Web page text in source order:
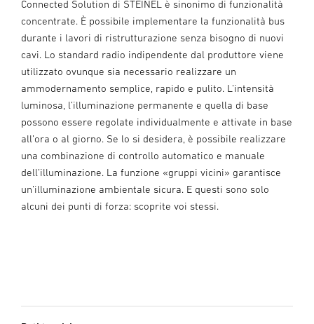
Connected Solution di STEINEL è sinonimo di funzionalità
concentrate. È possibile implementare la funzionalità bus
durante i lavori di ristrutturazione senza bisogno di nuovi
cavi. Lo standard radio indipendente dal produttore viene
utilizzato ovunque sia necessario realizzare un
ammodernamento semplice, rapido e pulito. L’intensità
luminosa, l’illuminazione permanente e quella di base
possono essere regolate individualmente e attivate in base
all’ora o al giorno. Se lo si desidera, è possibile realizzare
una combinazione di controllo automatico e manuale
dell’illuminazione. La funzione «gruppi vicini» garantisce
un’illuminazione ambientale sicura. E questi sono solo
alcuni dei punti di forza: scoprite voi stessi.